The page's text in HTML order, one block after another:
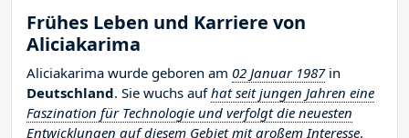
Frühes Leben und Karriere von
Aliciakarima
Aliciakarima wurde geboren am 02 Januar 1987in
Deutschland. Sie wuchs aufhat seit jungen Jahren eine
Faszination für Technologie und verfolgt die neuesten
Entwicklungen auf diesem Gebiet mit großem Interesse.